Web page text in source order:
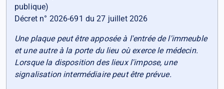
publique)
Décret n° 2026-691 du 27 juillet 2026
Une plaque peut être apposée à l'entrée de l'immeuble
et une autre à la porte du lieu où exerce le médecin.
Lorsque la disposition des lieux l'impose, une
signalisation intermédiaire peut être prévue.